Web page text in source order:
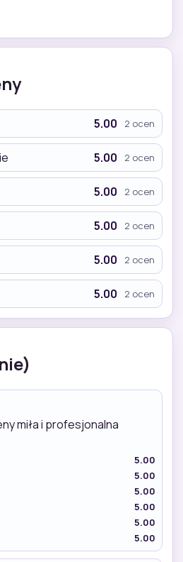
5.00 2 ocen
5.00 2 ocen
5.00 2 ocen
5.00 2 ocen
5.00 2 ocen
5.00 2 ocen
miła i profesjonalna
5.00
5.00
5.00
5.00
5.00
5.00